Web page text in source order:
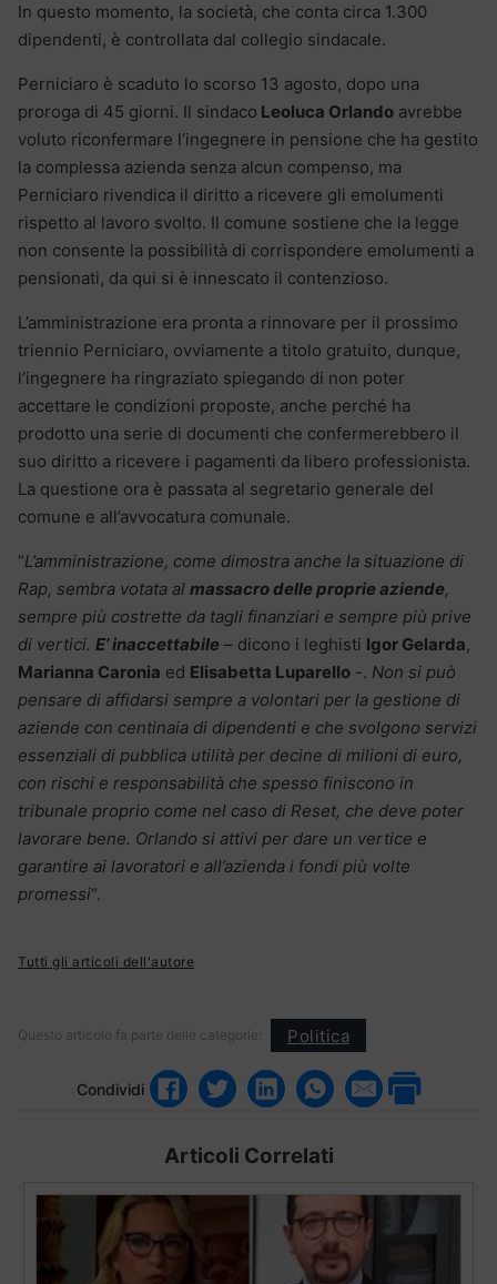
In questo momento, la società, che conta circa 1.300
dipendenti, è controllata dal collegio sindacale.
Perniciaro è scaduto lo scorso 13 agosto, dopo una
proroga di 45 giorni. Il sindaco Leoluca Orlando avrebbe
voluto riconfermare l’ingegnere in pensione che ha gestito
la complessa azienda senza alcun compenso, ma
Perniciaro rivendica il diritto a ricevere gli emolumenti
rispetto al lavoro svolto. Il comune sostiene che la legge
non consente la possibilità di corrispondere emolumenti a
pensionati, da qui si è innescato il contenzioso.
L’amministrazione era pronta a rinnovare per il prossimo
triennio Perniciaro, ovviamente a titolo gratuito, dunque,
l’ingegnere ha ringraziato spiegando di non poter
accettare le condizioni proposte, anche perché ha
prodotto una serie di documenti che confermerebbero il
suo diritto a ricevere i pagamenti da libero professionista.
La questione ora è passata al segretario generale del
comune e all’avvocatura comunale.
“L’amministrazione, come dimostra anche la situazione di
Rap, sembra votata al massacro delle proprie aziende,
sempre più costrette da tagli finanziari e sempre più prive
di vertici. E’ inaccettabile – dicono i leghisti Igor Gelarda,
Marianna Caronia ed Elisabetta Luparello -. Non si può
pensare di affidarsi sempre a volontari per la gestione di
aziende con centinaia di dipendenti e che svolgono servizi
essenziali di pubblica utilità per decine di milioni di euro,
con rischi e responsabilità che spesso finiscono in
tribunale proprio come nel caso di Reset, che deve poter
lavorare bene. Orlando si attivi per dare un vertice e
garantire ai lavoratori e all’azienda i fondi più volte
promessi“.
Tutti gli articoli dell'autore
Questo articolo fa parte delle categorie: Politica
Condividi
Articoli Correlati